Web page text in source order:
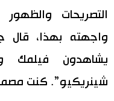
التصريحات
واجهته بهذا،
يشاهدون فيلمك
شينريكيو”. كنت